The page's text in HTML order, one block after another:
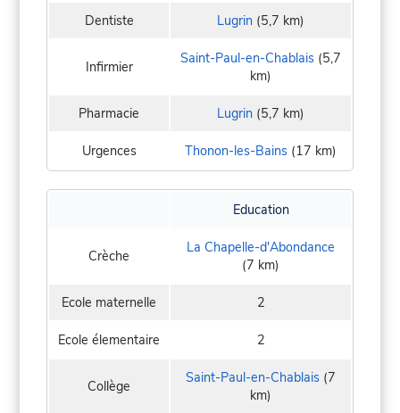
Dentiste Lugrin (5,7 km)
Infirmier Saint-Paul-en-Chablais (5,7
km)
Pharmacie Lugrin (5,7 km)
Urgences Thonon-les-Bains (17 km)
Education
Crèche
La Chapelle-d'Abondance
(7 km)
Ecole maternelle 2
Ecole élementaire 2
Collège Saint-Paul-en-Chablais (7
km)